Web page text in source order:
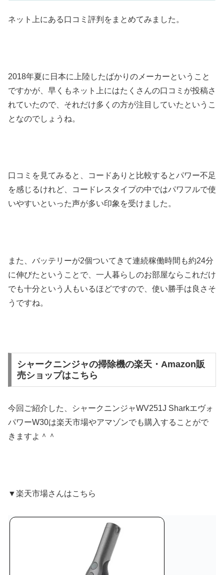
ネット上にある口コミ評判をまとめてみました。
2018年夏に日本に上陸したばかりのメーカーということ
ですかが、早くもネット上にはたくさんの口コミが投稿さ
れていたので、それだけ多くの方が注目していたというこ
となのでしょうね。
口コミを見てみると、コードありと比較するとパワー不足
を感じるけれど、コードレスタイプの中ではパワフルで使
いやすいといった声が多い印象を受けました。
また、バッテリーが2個ついてきて連続稼働時間も約24分
に伸びたということで、一人暮らしのお部屋ならこれだけ
でも十分という人もいるほどですので、使い勝手は良さそ
うですね。
シャークニンジャの掃除機の楽天・Amazon販
売ショップはこちら
今回ご紹介した、シャークニンジャWV251J Sharkエヴォ
パワーW30は楽天市場やアマゾンでも購入することがで
きますよ＾＾
▼楽天市場さんはこちら